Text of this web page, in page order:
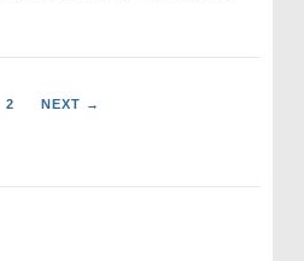
2 NEXT →